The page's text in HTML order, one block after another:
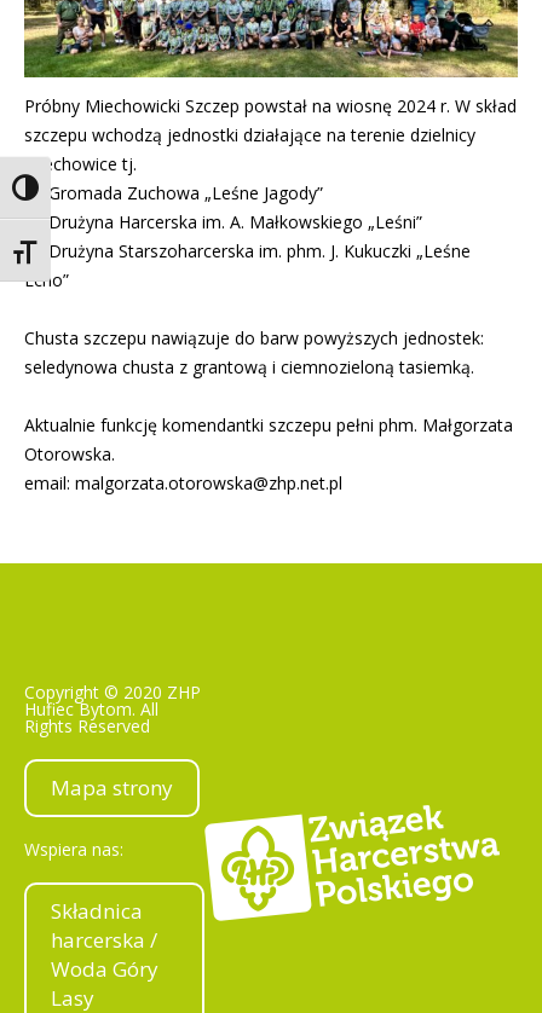
Toggle High Contrast
Toggle Font size
Próbny Miechowicki Szczep powstał na wiosnę 2024 r. W skład
szczepu wchodzą jednostki działające na terenie dzielnicy
Miechowice tj.
25 Gromada Zuchowa „Leśne Jagody”
26 Drużyna Harcerska im. A. Małkowskiego „Leśni”
27 Drużyna Starszoharcerska im. phm. J. Kukuczki „Leśne
Echo”
Chusta szczepu nawiązuje do barw powyższych jednostek:
seledynowa chusta z grantową i ciemnozieloną tasiemką.
Aktualnie funkcję komendantki szczepu pełni phm. Małgorzata
Otorowska.
email: malgorzata.otorowska@zhp.net.pl
Copyright © 2020 ZHP
Hufiec Bytom. All
Rights Reserved
Mapa strony
Wspiera nas:
Składnica
harcerska /
Woda Góry
Lasy